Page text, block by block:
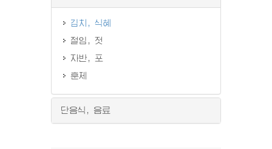
김치, 식혜
절임, 젓
자반, 포
훈제
단음식, 음료